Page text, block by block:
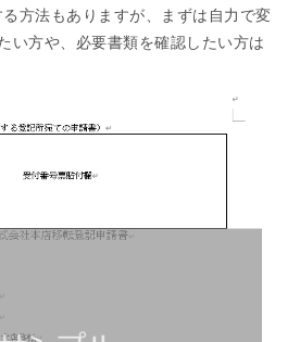
方法もありますが、まずは自力で変
い方や、必要書類を確認したい方は